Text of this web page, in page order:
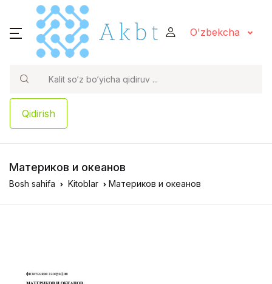
O'zbekcha
Qidirish
Материков и океанов
Bosh sahifa Kitoblar Материков и океанов